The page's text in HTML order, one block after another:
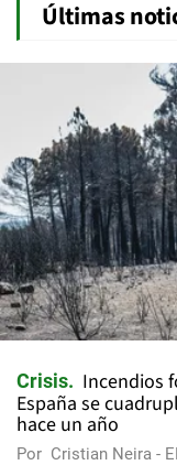
Últimas
Crisis
Incendios
España se
hace un año
Por Cristian Neira -